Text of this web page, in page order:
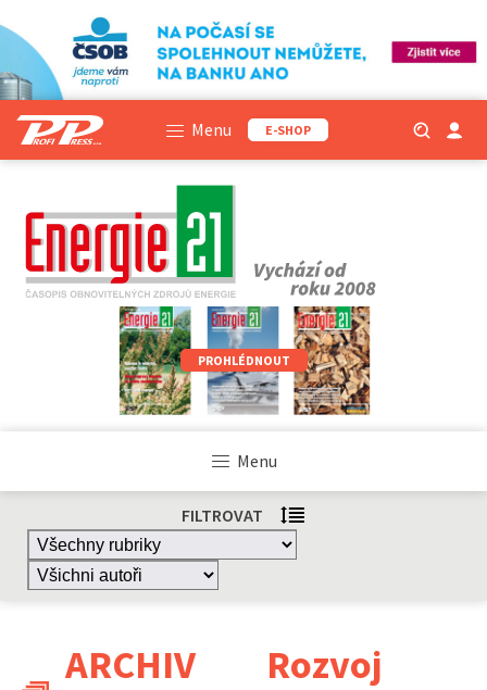
Menu E-SHOP
PROHLÉDNOUT
Menu
FILTROVAT
ARCHIV
Rozvoj